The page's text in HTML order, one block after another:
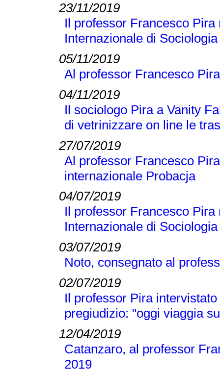
23/11/2019
Il professor Francesco
Internazionale di
05/11/2019
Al professor Francesco
04/11/2019
Il sociologo Pira a Vanity
di vetrinizzare on line le
27/07/2019
Al professor Francesco
internazionale Probacja
04/07/2019
Il professor Francesco
Internazionale di
03/07/2019
Noto, consegnato al
02/07/2019
Il professor Pira
pregiudizio: "oggi viaggia
12/04/2019
Catanzaro, al professor
2019